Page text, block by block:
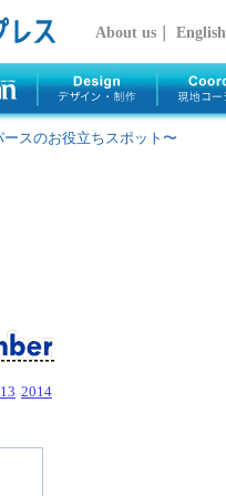
About us｜ English
ースのお役立ちスポット〜
2014